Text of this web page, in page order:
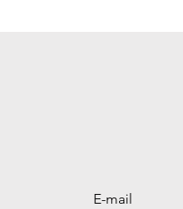
E-mail